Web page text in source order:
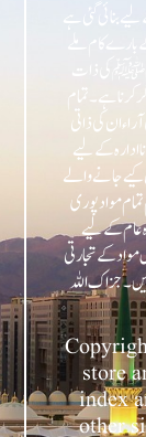
بنائی گئی ہے
کام ملے
کی ذات
ہے۔ تمام
ان کی ذاتی
کے لیے
کیے جانے والے
مواد پوری
عام کے لیے
کے تجارتی
store
index
other